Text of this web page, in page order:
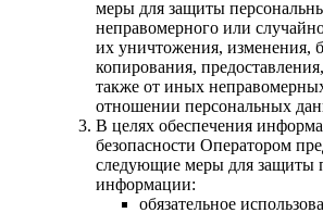
меры для защиты
неправомерного или
их уничтожения, изменения,
копирования,
также от иных
отношении персональных
В целях обеспечения
безопасности Оператором
следующие меры для защиты
информации:
обязательное